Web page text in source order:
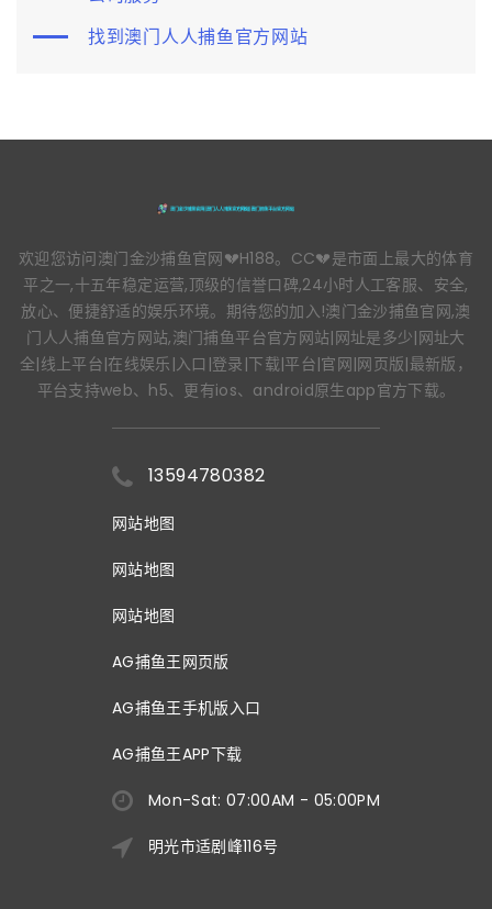
找到澳门人人捕鱼官方网站
欢迎您访问澳门金沙捕鱼官网💔H188。CC💔是市面上最大的体育
平之一,十五年稳定运营,顶级的信誉口碑,24小时人工客服、安全,
放心、便捷舒适的娱乐环境。期待您的加入!澳门金沙捕鱼官网,澳
门人人捕鱼官方网站,澳门捕鱼平台官方网站|网址是多少|网址大
全|线上平台|在线娱乐|入口|登录|下载|平台|官网|网页版|最新版，
平台支持web、h5、更有ios、android原生app官方下载。
13594780382
网站地图
网站地图
网站地图
AG捕鱼王网页版
AG捕鱼王手机版入口
AG捕鱼王APP下载
Mon-Sat: 07:00AM - 05:00PM
明光市适剧峰116号